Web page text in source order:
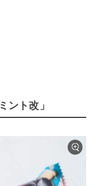
ント改」